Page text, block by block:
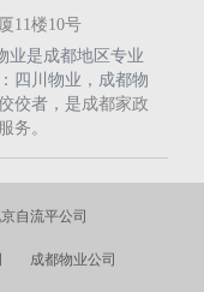
11楼10号
业是成都地区专业
四川物业，成都物
佼者，是成都家政
务。
自流平公司
成都物业公司